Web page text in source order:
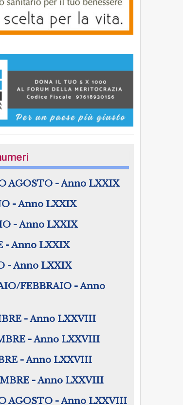
AGOSTO - Anno LXXIX
- Anno LXXIX
- Anno LXXIX
- Anno LXXIX
- Anno LXXIX
FEBBRAIO - Anno
- Anno LXXVIII
- Anno LXXVIII
- Anno LXXVIII
- Anno LXXVIII
AGOSTO - Anno LXXVIII